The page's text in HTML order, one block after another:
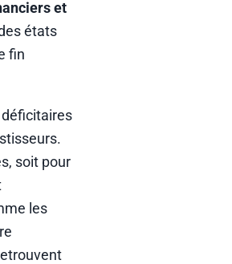
et
états
fin
soit pour
les